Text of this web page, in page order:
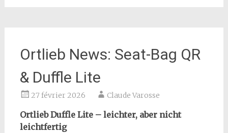
Ortlieb News: Seat-Bag QR
& Duffle Lite
27 février 2026 Claude Varosse
Ortlieb Duffle Lite – leichter, aber nicht
leichtfertig